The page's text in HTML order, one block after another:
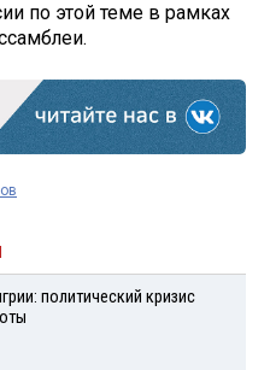
по этой теме в рамках
политический кризис